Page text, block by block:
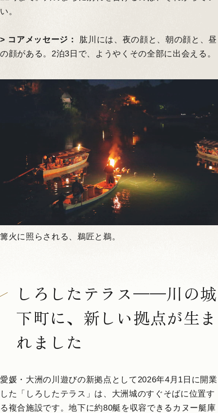
い。
> コアメッセージ：
肱川には、夜の顔と、朝の顔と、昼
の顔がある。2泊3日で、ようやくその全部に出会える。
篝火に照らされる、鵜匠と鵜。
しろしたテラス——川の城
下町に、新しい拠点が生ま
れました
愛媛・大洲の川遊びの新拠点として2026年4月1日に開業
した「しろしたテラス」は、大洲城のすぐそばに位置す
る複合施設です。地下に約80艇を収容できるカヌー艇庫